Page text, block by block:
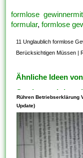
formlose
formular,formlose
11 Unglaublich formlose
Berücksichtigen Müssen |
Ähnliche Ideen
Gewinnermittlung
Berücksichtigen
Rühren Betriebserklärung
Update)